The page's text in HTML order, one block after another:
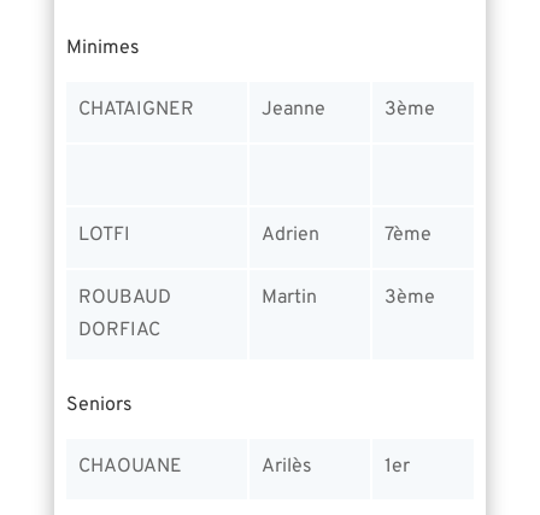
Minimes
CHATAIGNER Jeanne 3ème
LOTFI Adrien 7ème
ROUBAUD
DORFIAC
Martin 3ème
Seniors
CHAOUANE Arilès 1er